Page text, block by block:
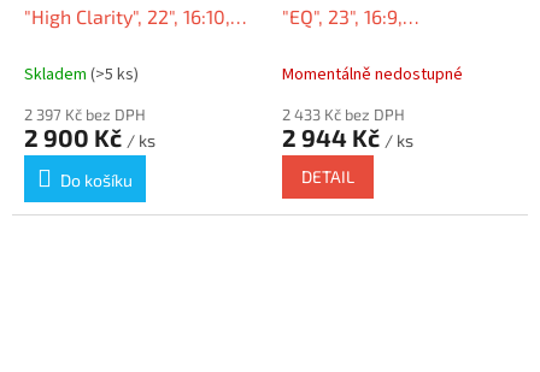
"High Clarity", 22", 16:10,
HC220A1610E
Skladem (>5 ks)
2 397 Kč bez DPH
2 900 Kč / ks
Do košíku
"EQ", 23", 16:9,
KENSINGTON EQ230A169E
Momentálně nedostupné
2 433 Kč bez DPH
2 944 Kč / ks
DETAIL